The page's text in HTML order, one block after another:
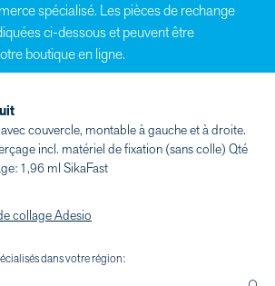
spécialisé. Les pièces de rechange
ci-dessous et peuvent être
boutique en ligne.
couvercle, montable à gauche et à droite.
incl. matériel de fixation (sans colle) Qté
1,96 ml SikaFast
collage Adesio
dans votre région: